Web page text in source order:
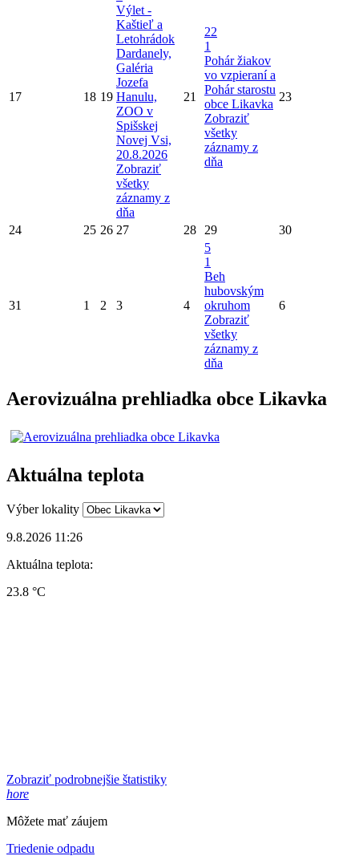
17 18 19
Výlet -
Kaštieľ a
Letohrádok
Dardanely,
Galéria
Jozefa
Hanulu,
ZOO v
Spišskej
Novej Vsi,
20.8.2026
Zobraziť
všetky
záznamy z
dňa
21
22
1
Pohár žiakov
vo vzpieraní a
Pohár starostu
obce Likavka
Zobraziť
všetky
záznamy z
dňa
23
24 25 26 27 28 29 30
31 1 2 3 4
5
1
Beh
hubovským
okruhom
Zobraziť
všetky
záznamy z
dňa
6
Aerovizuálna prehliadka obce Likavka
Aktuálna teplota
Výber lokality
9.8.2026 11:26
Aktuálna teplota:
23.8 °C
Zobraziť podrobnejšie štatistiky
hore
Môžete mať záujem
Triedenie odpadu